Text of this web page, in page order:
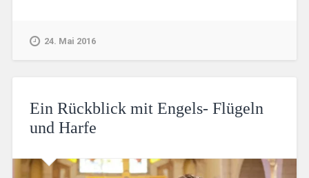
24. Mai 2016
Ein Rückblick mit Engels- Flügeln
und Harfe